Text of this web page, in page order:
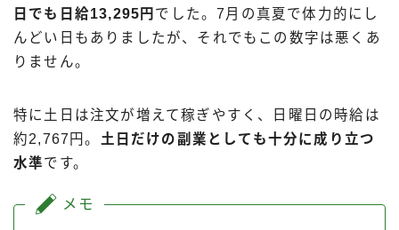
日でも日給13,295円 でした。7月の真夏で体力的にし
んどい日もありましたが、それでもこの数字は悪くあ
りません。
特に土日は注文が増えて稼ぎやすく、日曜日の時給は
約2,767円。 土日だけの副業としても十分に成り立つ
水準です。
メモ